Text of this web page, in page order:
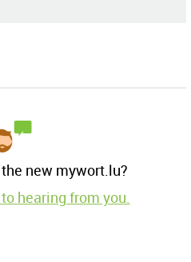
new mywort.lu?
hearing from you.